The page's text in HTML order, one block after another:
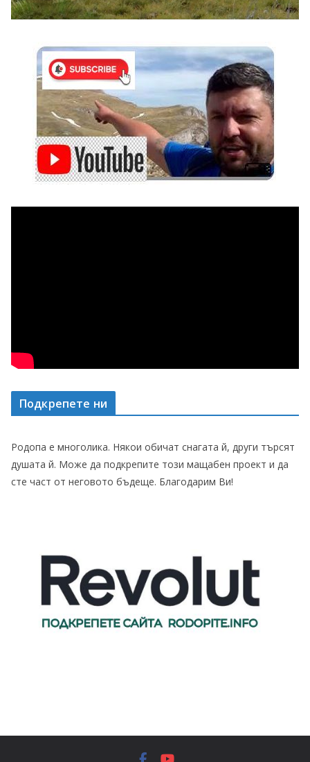
Подкрепете ни
Родопа е многолика. Някои обичат снагата й, други търсят
душата й. Може да подкрепите този мащабен проект и да
сте част от неговото бъдеще. Благодарим Ви!